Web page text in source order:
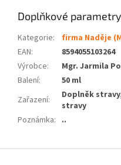
Doplňkové parametry
Kategorie:
firma Naděje
EAN:
8594055103264
Výrobce:
Mgr. Jarmila
Balení:
50 ml
Zařazení:
Doplněk
stravy
Poznámka: ..